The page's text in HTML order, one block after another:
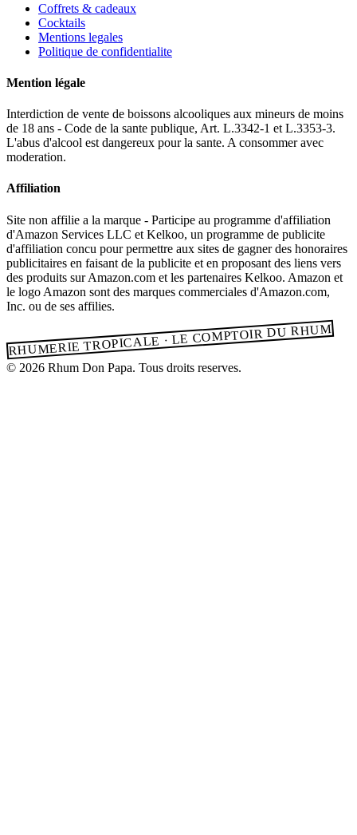
Coffrets & cadeaux
Cocktails
Mentions legales
Politique de confidentialite
Mention légale
Interdiction de vente de boissons alcooliques aux mineurs de moins
de 18 ans - Code de la sante publique, Art. L.3342-1 et L.3353-3.
L'abus d'alcool est dangereux pour la sante. A consommer avec
moderation.
Affiliation
Site non affilie a la marque - Participe au programme d'affiliation
d'Amazon Services LLC et Kelkoo, un programme de publicite
d'affiliation concu pour permettre aux sites de gagner des honoraires
publicitaires en faisant de la publicite et en proposant des liens vers
des produits sur Amazon.com et les partenaires Kelkoo. Amazon et
le logo Amazon sont des marques commerciales d'Amazon.com,
Inc. ou de ses affilies.
RHUMERIE TROPICALE · LE COMPTOIR DU RHUM
© 2026 Rhum Don Papa. Tous droits reserves.